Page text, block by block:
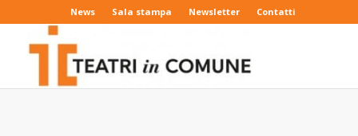
News Sala stampa Newsletter Contatti